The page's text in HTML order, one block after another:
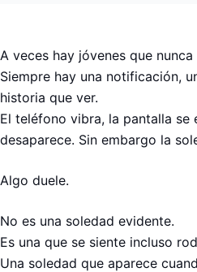
A veces hay jóvenes que nunca
Siempre hay una notificación,
historia que ver.
El teléfono vibra, la pantalla se
desaparece. Sin embargo la
Algo duele.
No es una soledad evidente.
Es una que se siente incluso
Una soledad que aparece